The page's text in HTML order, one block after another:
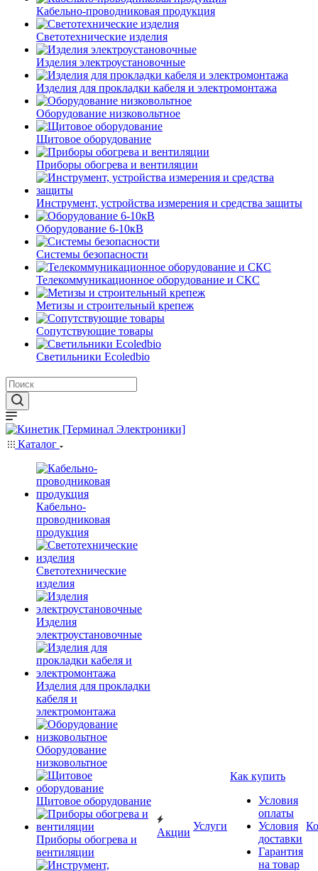
Кабельно-проводниковая продукция
Светотехнические изделия
Изделия электроустановочные
Изделия для прокладки кабеля и электромонтажа
Оборудование низковольтное
Щитовое оборудование
Приборы обогрева и вентиляции
Инструмент, устройства измерения и средства защиты
Оборудование 6-10кВ
Системы безопасности
Телекоммуникационное оборудование и СКС
Метизы и строительный крепеж
Сопутствующие товары
Светильники Ecoledbio
Каталог
Кабельно-
проводниковая
продукция
Светотехнические
изделия
Изделия
электроустановочные
Изделия для прокладки
кабеля и
электромонтажа
Оборудование
низковольтное
Щитовое оборудование
Приборы обогрева и
вентиляции
Акции
Услуги
Как купить
Условия
оплаты
Условия
доставки
Гарантия
на товар